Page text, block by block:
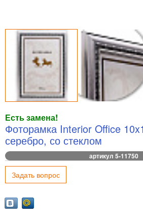
Есть замена!
Фоторамка Interior Office
серебро, со стеклом
артикул 5-11750
Задать вопрос